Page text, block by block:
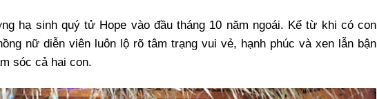
hạ sinh quý tử Hope vào đầu tháng 10 năm ngoái. Kể từ khi có con
nữ diễn viên luôn lộ rõ tâm trạng vui vẻ, hạnh phúc và xen lẫn bận
sóc cả hai con.